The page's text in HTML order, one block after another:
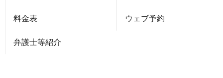
料金表
弁護士等紹介
ウェブ予約